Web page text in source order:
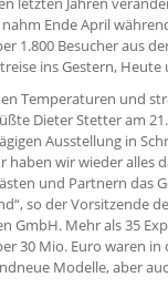
Ende April
1.800 Besucher aus
ins Gestern,
Temperaturen und
Dieter Stetter am
Ausstellung in
haben wir wieder alles
und Partnern das
so der Vorsitzende
GmbH. Mehr als 35
30 Mio. Euro waren in
Modelle, aber